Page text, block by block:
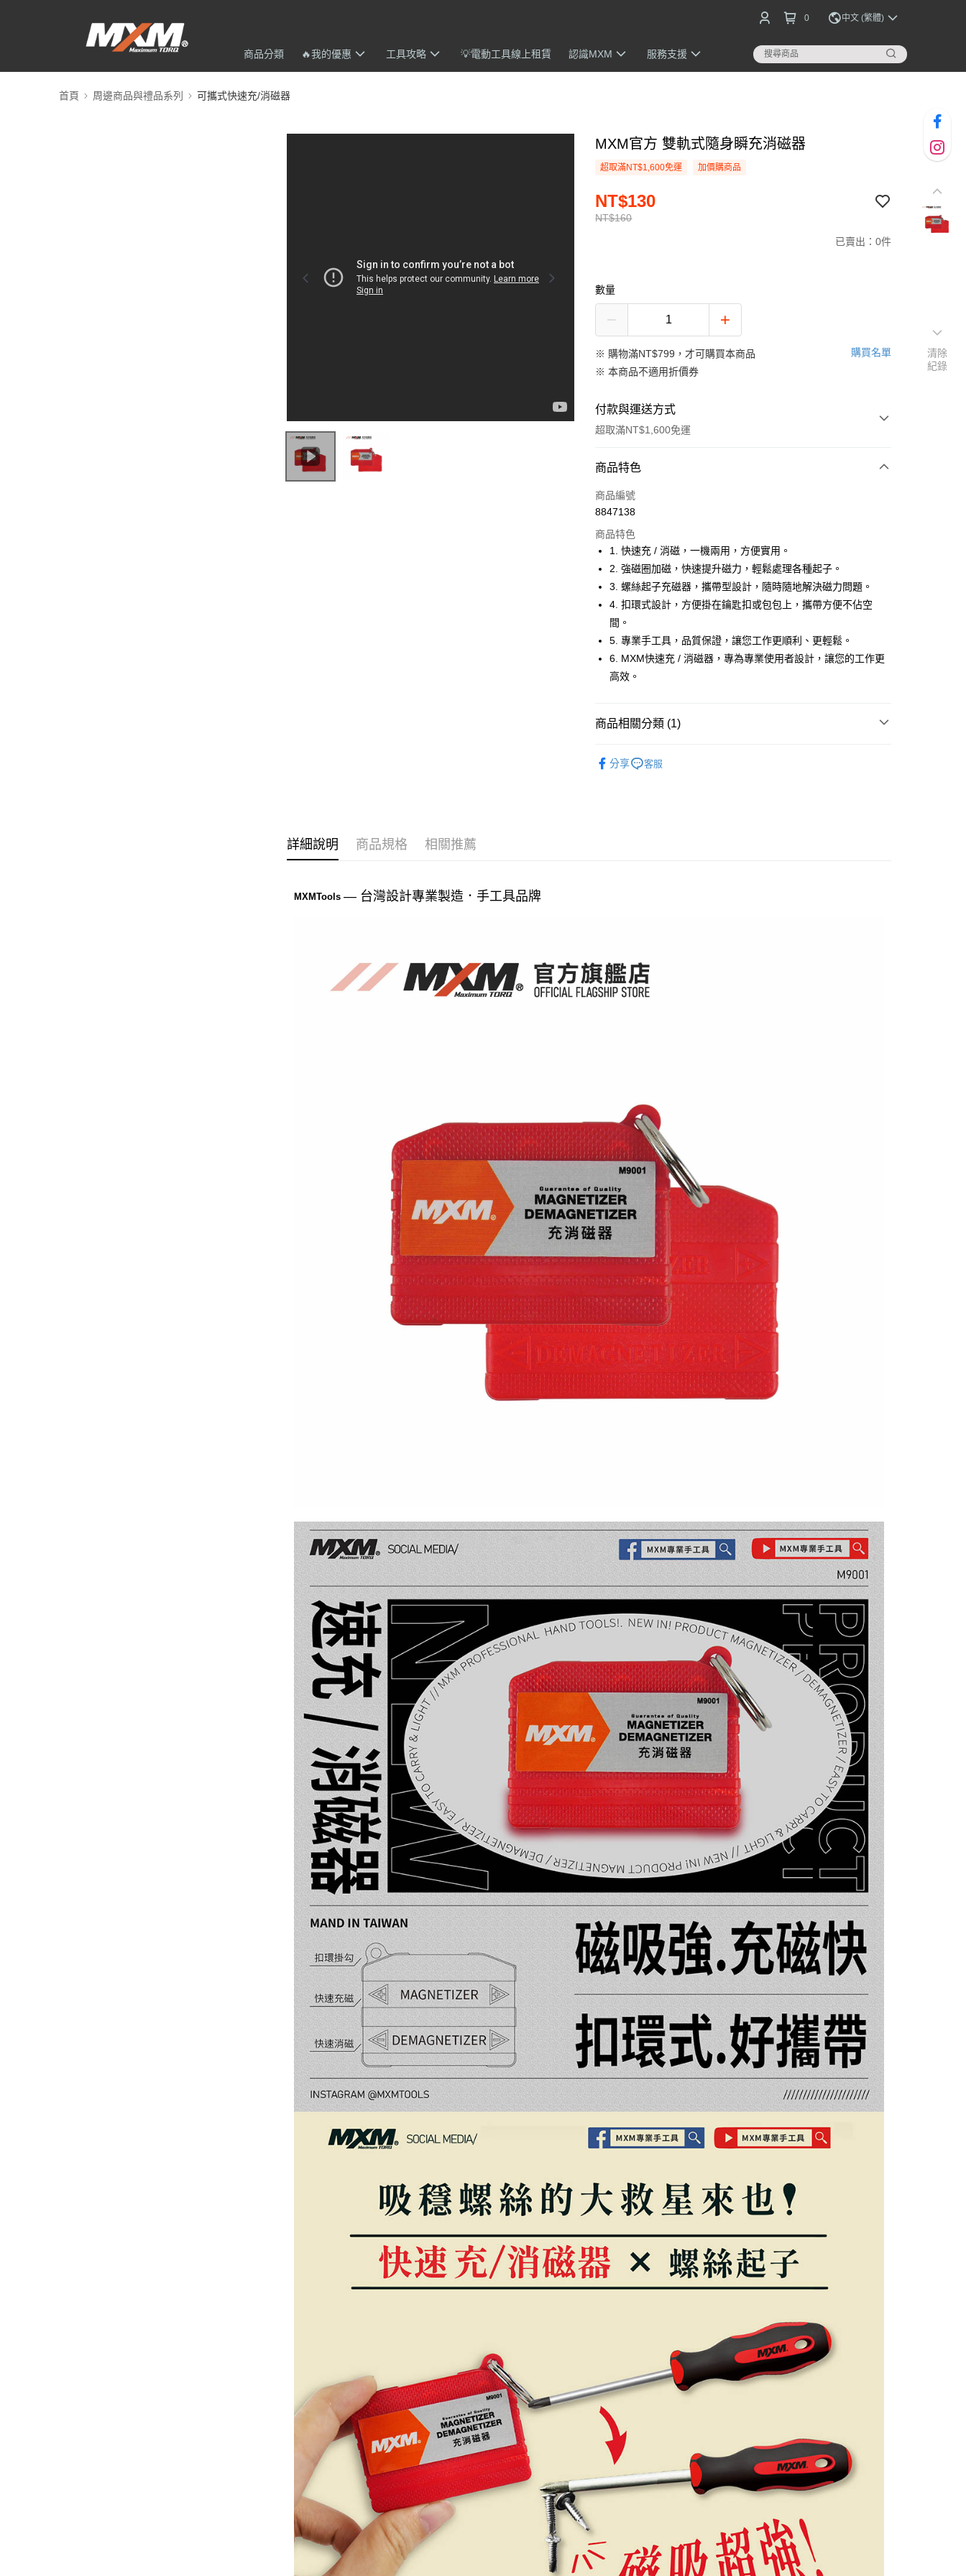
0 中文 (繁體)
商品分類 🔥我的優惠 工具攻略 💡電動工具線上租賃 認識MXM 服務支援
首頁 周邊商品與禮品系列 可攜式快速充/消磁器
MXM官方 雙軌式隨身瞬充消磁器
超取滿NT$1,600免運 加價購商品
NT$160
NT$130
已賣出：0件
數量
購買名單
※ 購物滿NT$799，才可購買本商品
※ 本商品不適用折價券
付款與運送方式
超取滿NT$1,600免運
付款方式
信用卡一次付款
運送方式
付款後全家取貨
每筆NT$60，滿NT$1,600(含以上)免運費
付款後7-11取貨
順豐快遞宅配
每筆NT$200
商品特色
商品編號
8847138
商品特色
1. 快速充 / 消磁，一機兩用，方便實用。
2. 強磁圈加磁，快速提升磁力，輕鬆處理各種起子。
3. 螺絲起子充磁器，攜帶型設計，隨時隨地解決磁力問題。
4. 扣環式設計，方便掛在鑰匙扣或包包上，攜帶方便不佔空
間。
5. 專業手工具，品質保證，讓您工作更順利、更輕鬆。
6. MXM快速充 / 消磁器，專為專業使用者設計，讓您的工作更
高效。
商品相關分類 (1)
分享
客服
詳細說明 商品規格 相關推薦
MXMTools — 台灣設計專業製造．手工具品牌
清除
紀錄